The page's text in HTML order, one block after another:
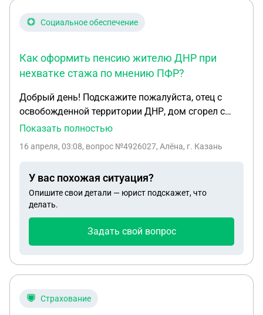
Социальное обеспечение
Как оформить пенсию жителю ДНР при
нехватке стажа по мнению ПФР?
Добрый день! Подскажите пожалуйста, отец с
освобожденной территории ДНР, дом сгорел с
документами, я, дочь, забрала отца на Камчатку.
получал пенсию с 2009 года. В данный момент в
пенсию уже больше года, по запросу ПФР личные
данные пришли на отца с ДНР. Они нам
присылают отказ по ст. 8 Закона "О страховых
хватает стажа. У отца 16 лет подземного стажа по
28.12.2013г 400-ФЗ, отец имеет право на пенсию.
таком случае?
Показать полностью
16 апреля, 03:08, вопрос №4926027, Алёна, г. Казань
У вас похожая ситуация?
Опишите свои детали — юрист подскажет, что
делать.
Задать свой вопрос
Страхование